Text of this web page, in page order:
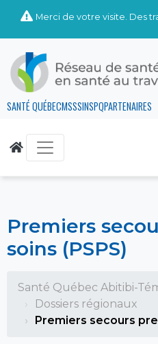
Merci de votre visite. Des
SANTÉ QUÉBECMSSSINSPQPARTENAIRES
Premiers
soins (PSPS)
Santé Québec Abitibi-
Dossiers régionaux
Premiers secours